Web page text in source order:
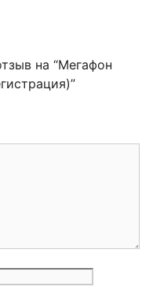
на “Мегафон